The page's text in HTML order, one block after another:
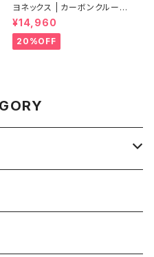
ヨネックス | カーボンクルーズ
エアラス | ピーチ | Women
¥14,960
20%OFF